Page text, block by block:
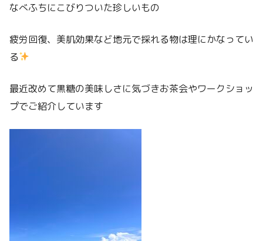
なべふちにこびりついた珍しいもの
疲労回復、美肌効果など地元で採れる物は理にかなってい
る
最近改めて黒糖の美味しさに気づきお茶会やワークショッ
プでご紹介しています